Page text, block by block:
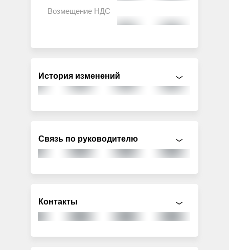
История изменений
Связь по руководителю
Контакты